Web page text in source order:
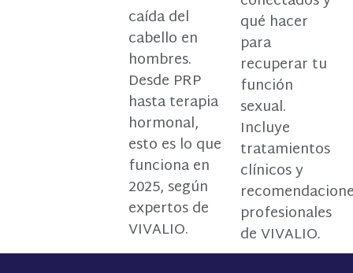
caída del
cabello en
hombres.
Desde PRP
hasta terapia
hormonal,
esto es lo que
funciona en
2025, según
expertos de
VIVALIO.
qué hacer
para
recuperar tu
función
sexual.
Incluye
tratamientos
clínicos y
profesionales
de VIVALIO.